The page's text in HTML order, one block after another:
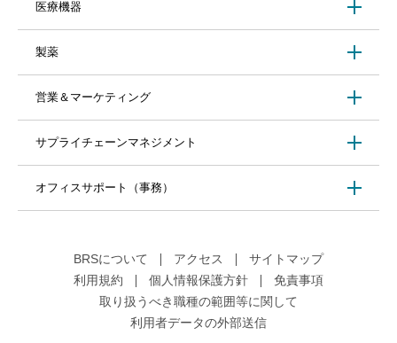
医療機器
製薬
営業＆マーケティング
サプライチェーンマネジメント
オフィスサポート（事務）
BRSについて アクセス
サイトマップ
利用規約
個人情報保護方針
免責事項
取り扱うべき職種の範囲等に関して
利用者データの外部送信